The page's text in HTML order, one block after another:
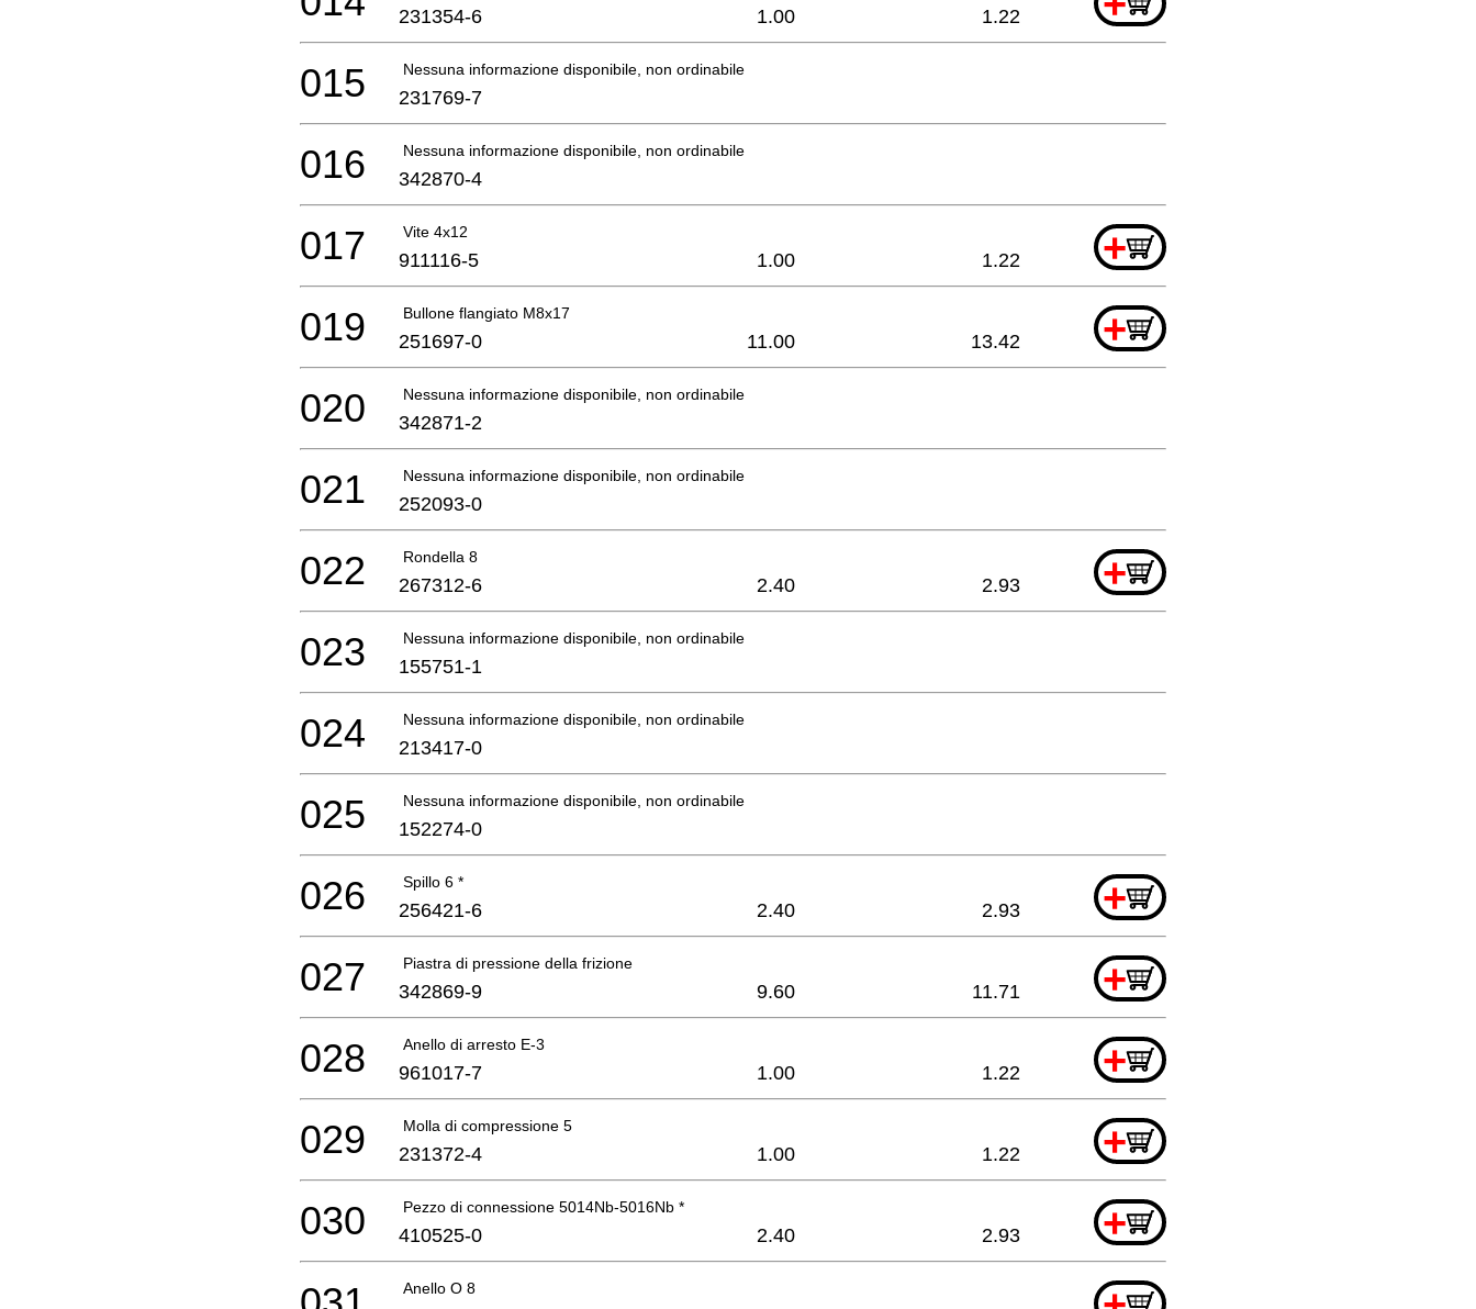
231354-6 1.00 1.22
Nessuna informazione disponibile, non ordinabile
015 231769-7
Nessuna informazione disponibile, non ordinabile
016 342870-4
Vite 4x12 +
017 911116-5 1.00 1.22
Bullone flangiato M8x17 +
019 251697-0 11.00 13.42
Nessuna informazione disponibile, non ordinabile
020 342871-2
Nessuna informazione disponibile, non ordinabile
021 252093-0
Rondella 8 +
022 267312-6 2.40 2.93
Nessuna informazione disponibile, non ordinabile
023 155751-1
Nessuna informazione disponibile, non ordinabile
024 213417-0
Nessuna informazione disponibile, non ordinabile
025 152274-0
Spillo 6 * +
026 256421-6 2.40 2.93
Piastra di pressione della frizione +
027 342869-9 9.60 11.71
Anello di arresto E-3 +
028 961017-7 1.00 1.22
Molla di compressione 5 +
029 231372-4 1.00 1.22
Pezzo di connessione 5014Nb-5016Nb * +
030 410525-0 2.40 2.93
Anello O 8